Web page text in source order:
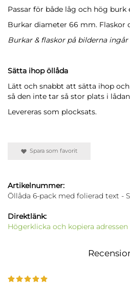
Passar för både låg och hög burk
Burkar diameter 66 mm. Flaskor
Burkar & flaskor på bilderna ingår
Sätta ihop öllåda
Lätt och snabbt att sätta ihop
så den inte tar så stor plats i
Levereras som plocksats.
Spara som favorit
Artikelnummer:
Öllåda 6-pack med folierad text -
Direktlänk:
Högerklicka och kopiera adressen